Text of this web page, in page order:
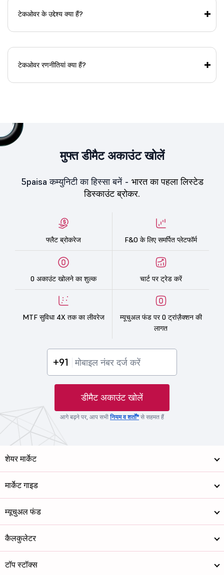
टेकओवर के उद्देश्य क्या हैं?
टेकओवर रणनीतियां क्या हैं?
मुफ्त डीमैट अकाउंट खोलें
5paisa कम्युनिटी का हिस्सा बनें - भारत का पहला लिस्टेड
डिस्काउंट ब्रोकर.
फ्लैट ब्रोकरेज F&O के लिए समर्पित प्लेटफॉर्म
0 अकाउंट खोलने का शुल्क चार्ट पर ट्रेड करें
MTF सुविधा 4X तक का लीवरेज
म्यूचुअल फंड पर 0 ट्रांज़ैक्शन की
लागत
+91
डीमैट अकाउंट खोलें
आगे बढ़ने पर, आप सभीनियम व शर्तों*से सहमत हैं
शेयर मार्केट
मार्केट गाइड
म्यूचुअल फंड
कैलकुलेटर
टॉप स्टॉक्स